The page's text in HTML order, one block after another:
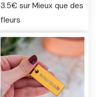
3.5€ sur Mieux que des
fleurs